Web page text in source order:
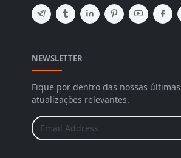
NEWSLETTER
Fique por dentro das nossas
atualizações relevantes.